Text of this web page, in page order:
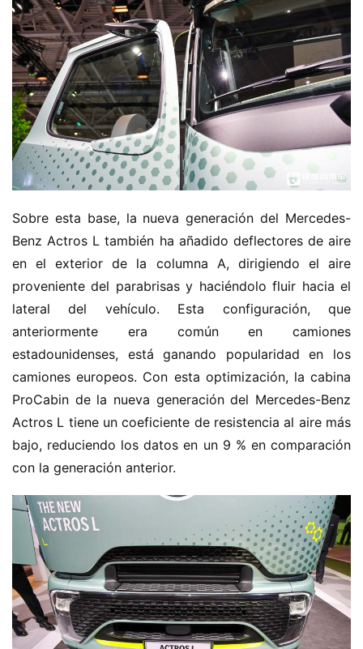
Sobre esta base, la nueva generación del Mercedes-
Benz Actros L también ha añadido deflectores de aire
en el exterior de la columna A, dirigiendo el aire
proveniente del parabrisas y haciéndolo fluir hacia el
lateral del vehículo. Esta configuración, que
anteriormente era común en camiones
estadounidenses, está ganando popularidad en los
camiones europeos. Con esta optimización, la cabina
ProCabin de la nueva generación del Mercedes-Benz
Actros L tiene un coeficiente de resistencia al aire más
bajo, reduciendo los datos en un 9 % en comparación
con la generación anterior.